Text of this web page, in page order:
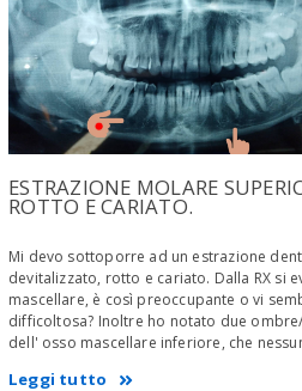
ESTRAZIONE MOLARE
ROTTO E CARIATO.
Mi devo sottoporre ad un estrazione
devitalizzato, rotto e cariato. Dalla RX si
mascellare, è così preoccupante o vi
difficoltosa? Inoltre ho notato due
dell' osso mascellare inferiore, che
Leggi tutto